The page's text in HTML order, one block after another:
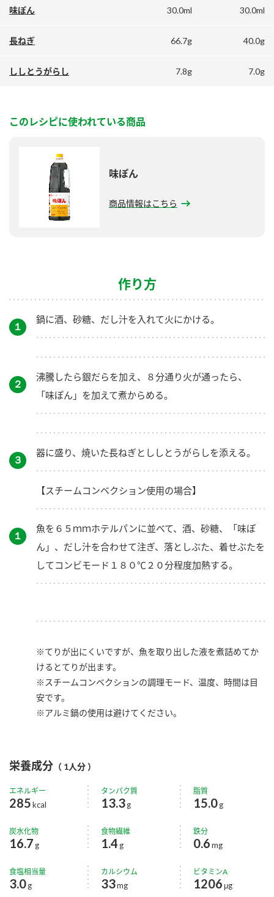
すしラボ
ぽん酢サワー
ロングセラー商品 ＋ おすすめレシピ
お問い合わせ
地図から取り扱い店舗を探す
味ぽん 30.0ml 30.0ml
長ねぎ 66.7g 40.0g
ししとうがらし 7.8g 7.0g
このレシピに使われている商品
味ぽん
商品情報はこちら
作り方
１
鍋に酒、砂糖、だし汁を入れて火にかける。
２
沸騰したら銀だらを加え、８分通り火が通ったら、
「味ぽん」を加えて煮からめる。
３
器に盛り、焼いた長ねぎとししとうがらしを添える。
【スチームコンベクション使用の場合】
１
魚を６５ｍｍホテルパンに並べて、酒、砂糖、「味ぽ
ん」、だし汁を合わせて注ぎ、落としぶた、着せぶたを
してコンビモード１８０℃２０分程度加熱する。
※てりが出にくいですが、魚を取り出した液を煮詰めてか
けるとてりが出ます。
※スチームコンベクションの調理モード、温度、時間は目
安です。
※アルミ鍋の使用は避けてください。
栄養成分 （ 1人分 ）
エネルギー
285kcal
タンパク質
13.3g
脂質
15.0 g
炭水化物
16.7 g
食物繊維
1.4 g
鉄分
0.6mg
食塩相当量
3.0g
カルシウム
33mg
ビタミンA
1206μg